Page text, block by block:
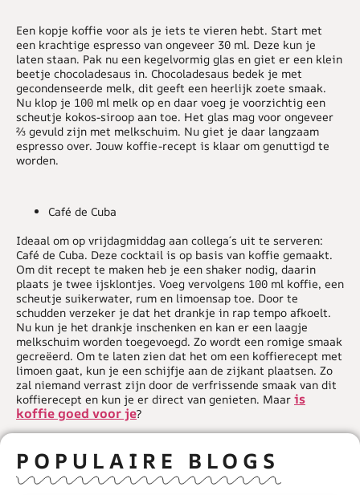
Een kopje koffie voor als je iets te vieren hebt. Start met
een krachtige espresso van ongeveer 30 ml. Deze kun je
laten staan. Pak nu een kegelvormig glas en giet er een klein
beetje chocoladesaus in. Chocoladesaus bedek je met
gecondenseerde melk, dit geeft een heerlijk zoete smaak.
Nu klop je 100 ml melk op en daar voeg je voorzichtig een
scheutje kokos-siroop aan toe. Het glas mag voor ongeveer
⅔ gevuld zijn met melkschuim. Nu giet je daar langzaam
espresso over. Jouw koffie-recept is klaar om genuttigd te
worden.
Café de Cuba
Ideaal om op vrijdagmiddag aan collega´s uit te serveren:
Café de Cuba. Deze cocktail is op basis van koffie gemaakt.
Om dit recept te maken heb je een shaker nodig, daarin
plaats je twee ijsklontjes. Voeg vervolgens 100 ml koffie, een
scheutje suikerwater, rum en limoensap toe. Door te
schudden verzeker je dat het drankje in rap tempo afkoelt.
Nu kun je het drankje inschenken en kan er een laagje
melkschuim worden toegevoegd. Zo wordt een romige smaak
gecreëerd. Om te laten zien dat het om een koffierecept met
limoen gaat, kun je een schijfje aan de zijkant plaatsen. Zo
zal niemand verrast zijn door de verfrissende smaak van dit
koffierecept en kun je er direct van genieten. Maar is
koffie goed voor je?
POPULAIRE BLOGS